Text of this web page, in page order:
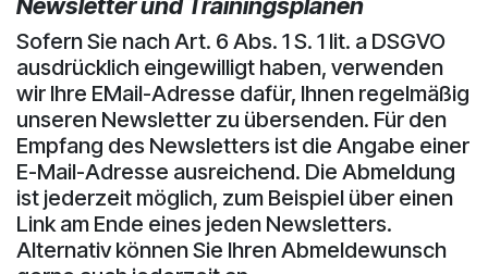
Sofern Sie nach Art. 6 Abs. 1 S. 1 lit. a DSGVO
ausdrücklich eingewilligt haben, verwenden
wir Ihre EMail-Adresse dafür, Ihnen regelmäßig
unseren Newsletter zu übersenden. Für den
Empfang des Newsletters ist die Angabe einer
E-Mail-Adresse ausreichend. Die Abmeldung
ist jederzeit möglich, zum Beispiel über einen
Link am Ende eines jeden Newsletters.
Alternativ können Sie Ihren Abmeldewunsch